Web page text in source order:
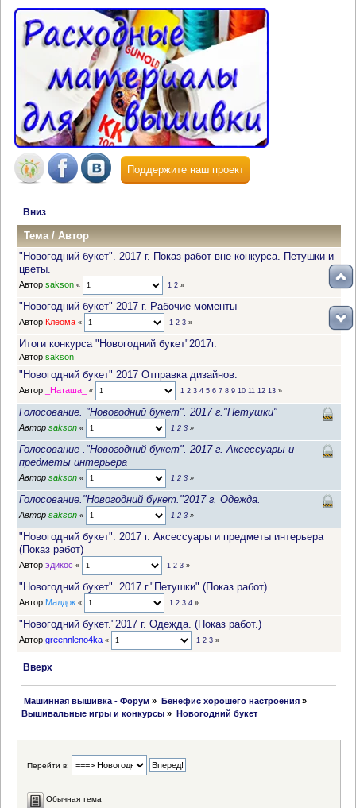
Поддержите наш проект
Вниз
Тема/Автор
"Новогодний букет". 2017 г. Показ работ вне конкурса. Петушки и
цветы.
Автор sakson « 1 2»
"Новогодний букет" 2017 г. Рабочие моменты
Автор Клеома « 1 2 3»
Итоги конкурса "Новогодний букет"2017г.
Автор sakson
"Новогодний букет" 2017 Отправка дизайнов.
Автор _Наташа_ « 1 2 3 4 5 6 7 8 9 10 11 12 13»
Голосование. "Новогодний букет". 2017 г."Петушки"
Автор sakson « 1 2 3»
Голосование ."Новогодний букет". 2017 г. Аксессуары и
предметы интерьера
Автор sakson « 1 2 3»
Голосование."Новогодний букет."2017 г. Одежда.
Автор sakson « 1 2 3»
"Новогодний букет". 2017 г. Аксессуары и предметы интерьера
(Показ работ)
Автор эдикос « 1 2 3»
"Новогодний букет". 2017 г."Петушки" (Показ работ)
Автор Малдок « 1 2 3 4»
"Новогодний букет."2017 г. Одежда. (Показ работ.)
Автор greennleno4ka « 1 2 3»
Вверх
Машинная вышивка - Форум » Бенефис хорошего настроения»
Вышивальные игры и конкурсы » Новогодний букет
Перейти в:
Обычная тема